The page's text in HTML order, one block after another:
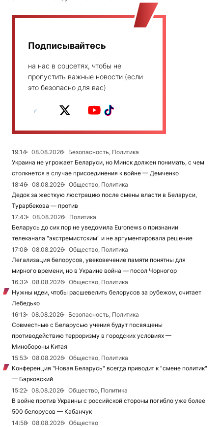
Подписывайтесь
на нас в соцсетях, чтобы не
пропустить важные новости (если
это безопасно для вас)
19:14 08.08.2026
Безопасность, Политика
Украина не угрожает Беларуси, но Минск должен понимать, с чем
столкнется в случае присоединения к войне — Демченко
18:46
08.08.2026
Общество, Политика
Дедок за жесткую люстрацию после смены власти в Беларуси,
Турарбекова — против
17:43
08.08.2026
Политика
Беларусь до сих пор не уведомила Euronews о признании
телеканала "экстремистским" и не аргументировала решение
17:08
08.08.2026
Общество, Политика
Легализация белорусов, увековечение памяти понятны для
мирного времени, но в Украине война — посол Чорногор
16:32
08.08.2026
Общество, Политика
Нужны идеи, чтобы расшевелить белорусов за рубежом, считает
Лебедько
16:13
08.08.2026
Безопасность, Политика
Совместные с Беларусью учения будут посвящены
противодействию терроризму в городских условиях —
Минобороны Китая
15:53
08.08.2026
Общество, Политика
Конференция "Новая Беларусь" всегда приводит к "смене политик"
— Барковский
15:22
08.08.2026
Общество, Политика
В войне против Украины с российской стороны погибло уже более
500 белорусов — Кабанчук
14:58
08.08.2026
Общество